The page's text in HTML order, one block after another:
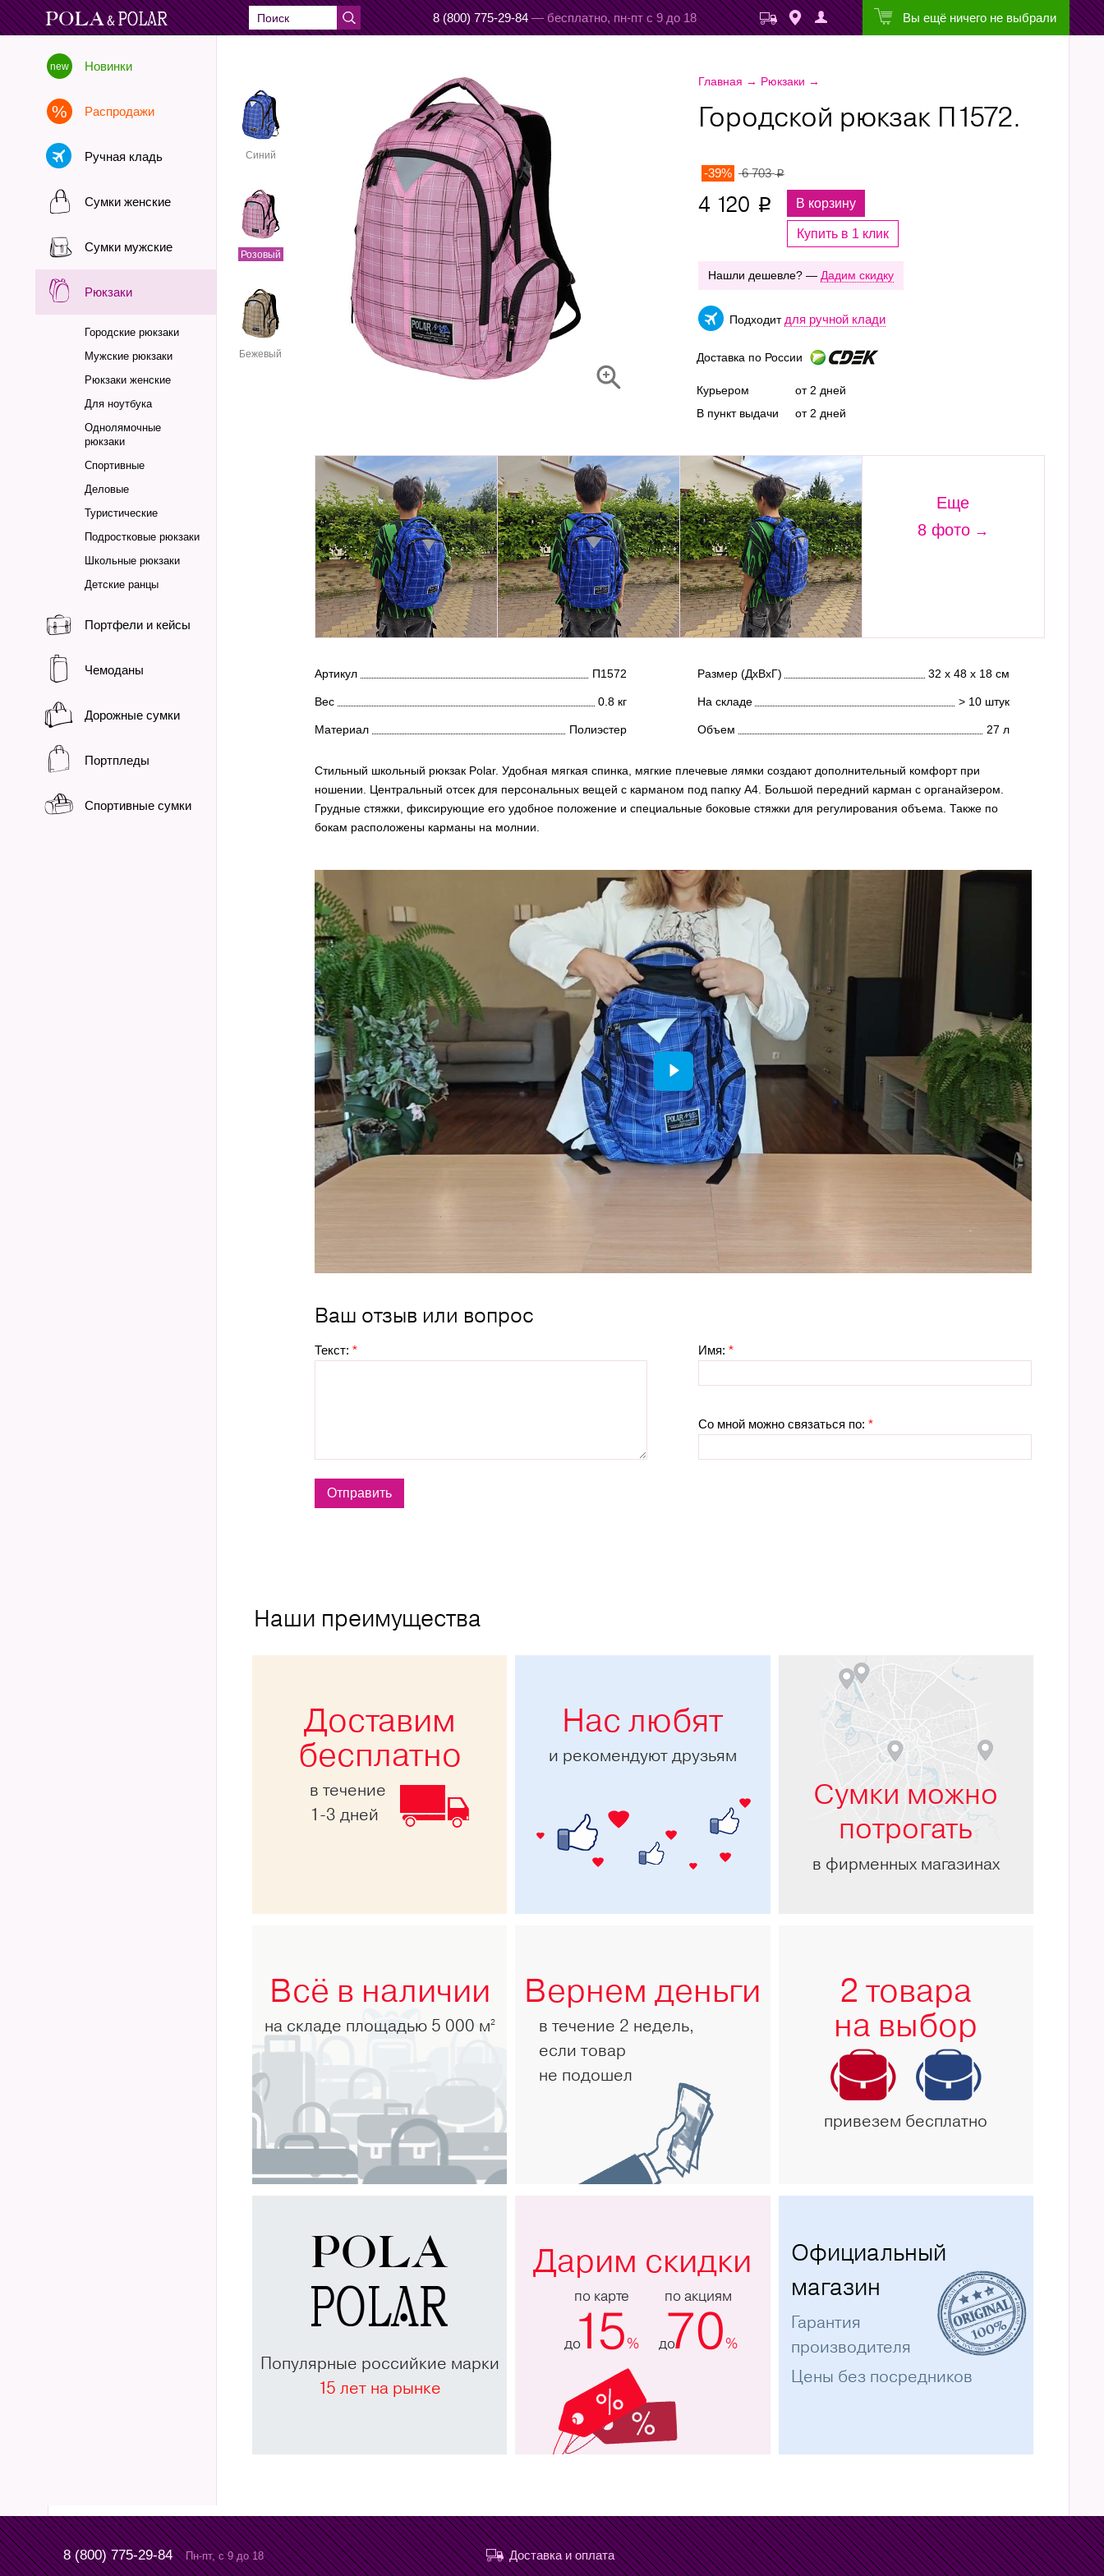
8 (800) 775-29-84 — бесплатно, пн-пт с 9 до 18 Вы ещё ничего не выбрали
Новинки
Распродажи
Ручная кладь
Сумки женские
Сумки мужские
Рюкзаки
Городские рюкзаки
Мужские рюкзаки
Рюкзаки женские
Для ноутбука
Однолямочные
рюкзаки
Спортивные
Деловые
Туристические
Подростковые рюкзаки
Школьные рюкзаки
Детские ранцы
Портфели и кейсы
Чемоданы
Дорожные сумки
Портпледы
Спортивные сумки
Главная → Рюкзаки →
Синий
Розовый
Бежевый
Городской рюкзак П1572.
-39% 6 703p
4 120 p В корзину
Купить в 1 клик
Нашли дешевле? — Дадим скидку
Подходит для ручной клади
Доставка по России
Курьером
В пункт выдачи
от 2 дней
от 2 дней
Еще
8 фото
Артикул П1572 Размер (ДхВхГ) 32 х 48 х 18 см
Вес 0.8 кг На складе > 10 штук
Материал Полиэстер Объем 27 л
Стильный школьный рюкзак Polar. Удобная мягкая спинка, мягкие плечевые лямки создают дополнительный комфорт при
ношении. Центральный отсек для персональных вещей с карманом под папку А4. Большой передний карман с органайзером.
Грудные стяжки, фиксирующие его удобное положение и специальные боковые стяжки для регулирования объема. Также по
бокам расположены карманы на молнии.
Ваш отзыв или вопрос
Текст: * Имя:*
Со мной можно связаться по:*
Наши преимущества
Доставим
бесплатно
в течение
1-3 дней
Нас любят
и рекомендуют друзьям
Сумки можно
потрогать
в фирменных магазинах
Всё в наличии
на складе площадью 5 000 м2
Вернем деньги
в течение 2 недель,
если товар
не подошел
2 товара
на выбор
привезем бесплатно
Популярные российкие марки
15 лет на рынке
Дарим скидки
по карте
до15%
по акциям
до
70%
Официальный
магазин
Гарантия
производителя
Цены без посредников
8 (800) 775-29-84 Пн-пт, с 9 до 18 Доставка и оплата